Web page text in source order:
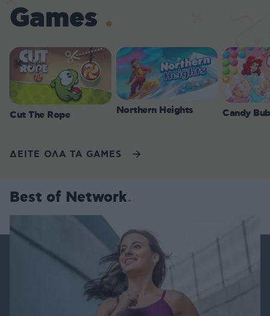
Games
Cut The Rope Northern Heights Candy
ΔΕΙΤΕ ΟΛΑ ΤΑ GAMES
Best of Network